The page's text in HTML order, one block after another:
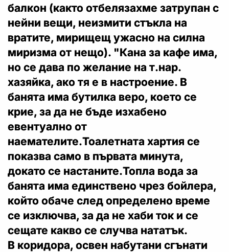
балкон (както отбелязахме затрупан с
нейни вещи, неизмити стъкла на
вратите, мирищещ ужасно на силна
миризма от нещо). "Кана за кафе има,
но се дава по желание на т.нар.
хазяйка, ако тя е в настроение. В
банята има бутилка веро, което се
крие, за да не бъде изхабено
евентуално от
наемателите.Тоалетната хартия се
показва само в първата минута,
докато се настаните.Топла вода за
банята има единствено чрез бойлера,
който обаче след определено време
се изключва, за да не хаби ток и се
сещате какво се случва нататък.
В коридора, освен набутани сгънати